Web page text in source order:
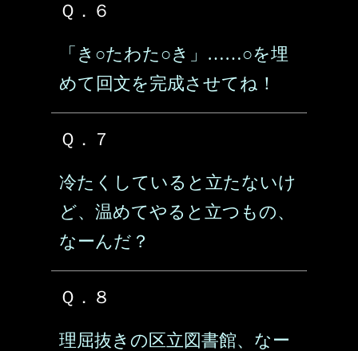
Ｑ．６
「き○たわた○き」……○を埋
めて回文を完成させてね！
Ｑ．７
冷たくしていると立たないけ
ど、温めてやると立つもの、
なーんだ？
Ｑ．８
理屈抜きの区立図書館、なー